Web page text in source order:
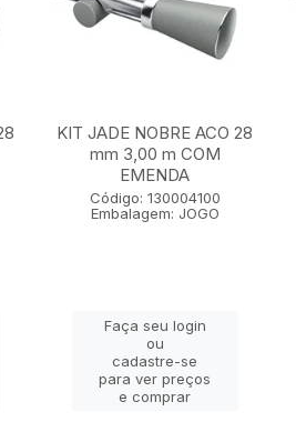
KIT JADE NOBRE ACO 28
mm 3,00 m COM
EMENDA
Código: 130004100
Embalagem: JOGO
Faça seu login
ou
cadastre-se
para ver preços
e comprar